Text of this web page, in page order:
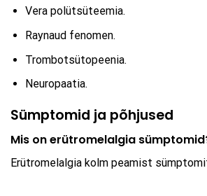
Vera polütsüteemia.
Raynaud fenomen.
Trombotsütopeenia.
Neuropaatia.
Sümptomid ja põhjused
Mis on erütromelalgia
Erütromelalgia kolm peamist